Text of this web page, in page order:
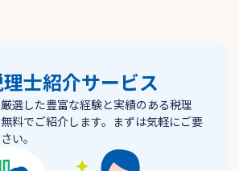
士紹介サービス
選した豊富な経験と実績のある税理
料でご紹介します。まずは気軽にご要
い。